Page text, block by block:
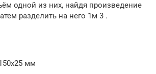
одной из них, найдя произведение
разделить на него 1м 3 .
мм